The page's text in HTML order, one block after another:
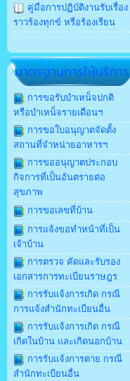
คู่มือการปฏิบัติงานรับเรื่อง
ราวร้องทุกข์ หรือร้องเรียน
มาตรฐานการให้บริการ
การขอรับบำเหน็จปกติ
หรือบำเหน็จรายเดือนฯ
การขอใบอนุญาตจัดตั้ง
สถานที่จำหน่ายอาหารฯ
การขออนุญาตประกอบ
กิจการที่เป็นอันตรายต่อ
สุขภาพ
การขอเลขที่บ้าน
การแจ้งขอทำหน้าที่เป็น
เจ้าบ้าน
การตรวจ คัดและรับรอง
เอกสารการทะเบียนราษฎร
การรับแจ้งการเกิด กรณี
การแจ้งสำนักทะเบียนอื่น
การรับแจ้งการเกิด กรณี
เกิดในบ้าน และเกิดนอกบ้าน
การรับแจ้งการตาย กรณี
สำนักทะเบียนอื่น